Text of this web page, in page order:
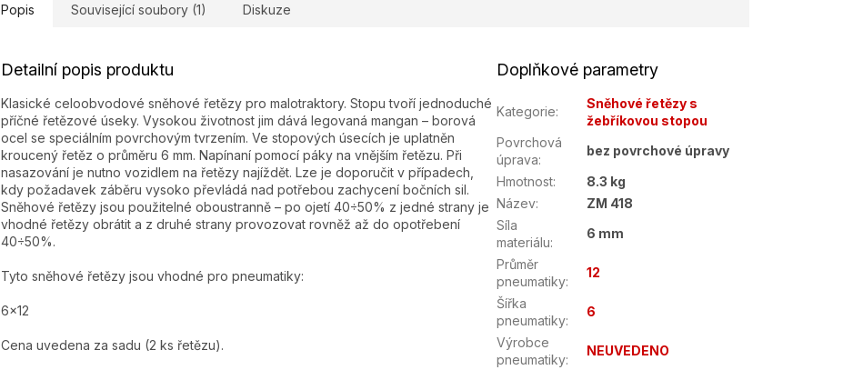
Popis Související soubory (1) Diskuze
Detailní popis produktu
Klasické celoobvodové sněhové řetězy pro malotraktory. Stopu tvoří jednoduché
příčné řetězové úseky. Vysokou životnost jim dává legovaná mangan – borová
ocel se speciálním povrchovým tvrzením. Ve stopových úsecích je uplatněn
kroucený řetěz o průměru 6 mm. Napínaní pomocí páky na vnějším řetězu. Při
nasazování je nutno vozidlem na řetězy najíždět. Lze je doporučit v případech,
kdy požadavek záběru vysoko převládá nad potřebou zachycení bočních sil.
Sněhové řetězy jsou použitelné oboustranně – po ojetí 40÷50% z jedné strany je
vhodné řetězy obrátit a z druhé strany provozovat rovněž až do opotřebení
40÷50%.
Tyto sněhové řetězy jsou vhodné pro pneumatiky:
6x12
Cena uvedena za sadu (2 ks řetězu).
Doplňkové parametry
Kategorie:
Sněhové řetězy s
žebříkovou stopou
Povrchová
úprava:
bez povrchové úpravy
Hmotnost:
8.3 kg
Název:
ZM 418
Síla
materiálu:
6 mm
Průměr
pneumatiky:
12
Šířka
pneumatiky:
6
Výrobce
pneumatiky:
NEUVEDENO